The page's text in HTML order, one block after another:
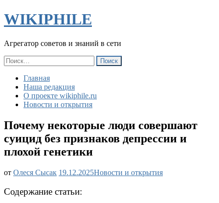
WIKIPHILE
Агрегатор советов и знаний в сети
Найти:
Главная
Наша редакция
О проекте wikiphile.ru
Новости и открытия
Почему некоторые люди совершают
суицид без признаков депрессии и
плохой генетики
от Олеся Сысак 19.12.2025Почему
Новости и открытия
Содержание статьи: